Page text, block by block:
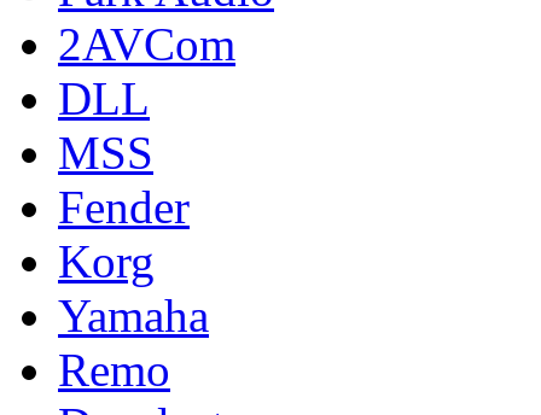
2AVCom
DLL
MSS
Fender
Korg
Yamaha
Remo